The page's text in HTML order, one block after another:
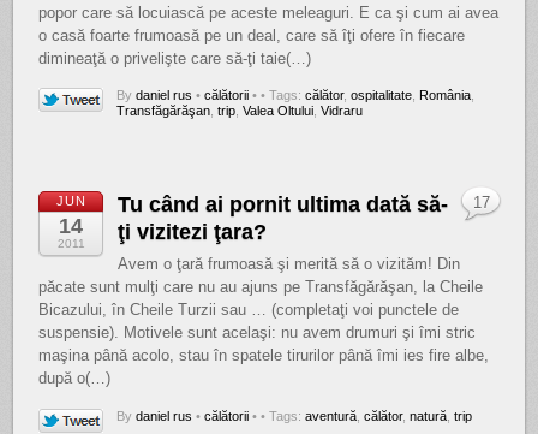
popor care să locuiască pe aceste meleaguri. E ca şi cum ai avea
o casă foarte frumoasă pe un deal, care să îţi ofere în fiecare
dimineaţă o privelişte care să-ţi taie(…)
Bydaniel rus • călătorii • • Tags:călător,ospitalitate România
Transfăgărăşan ,trip ,Valea Oltului ,Vidraru
JUN
14
2011
Tu când ai pornit ultima dată să-
ţi vizitezi ţara?
Avem o ţară frumoasă şi merită să o vizităm! Din
păcate sunt mulţi care nu au ajuns pe Transfăgărăşan, la Cheile
Bicazului, în Cheile Turzii sau … (completaţi voi punctele de
suspensie). Motivele sunt acelaşi: nu avem drumuri şi îmi stric
maşina până acolo, stau în spatele tirurilor până îmi ies fire albe,
după o(…)
Bydaniel rus • călătorii •
17
• Tags:aventură ,călător,natură ,trip